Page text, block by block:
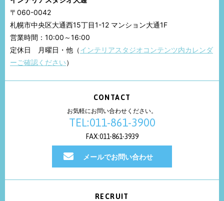
〒060-0042
札幌市中央区大通西15丁目1-12 マンション大通1F
営業時間：10:00～16:00
定休日 月曜日・他（インテリアスタジオコンテンツ内カレンダ
ーご確認ください）
CONTACT
お気軽にお問い合わせください。
TEL:011-861-3900
FAX:011-861-3939
メールでお問い合わせ
RECRUIT